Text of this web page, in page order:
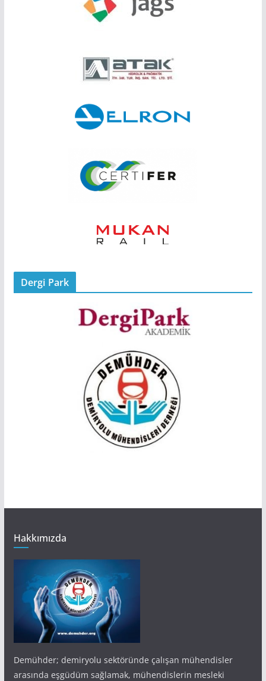
Dergi Park
Hakkımızda
Demühder; demiryolu sektöründe çalışan mühendisler
arasında eşgüdüm sağlamak, mühendislerin mesleki